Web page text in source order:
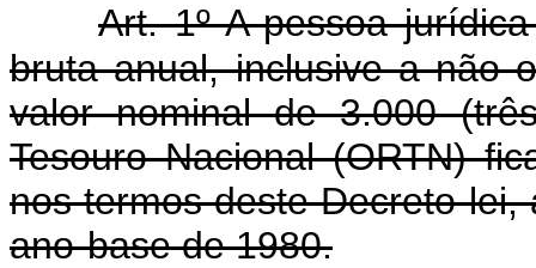
Art. 1º A pessoa
bruta anual, inclusive a não
valor nominal de 3.000
Tesouro Nacional (ORTN)
nos termos deste Decreto-
ano-base de 1980.